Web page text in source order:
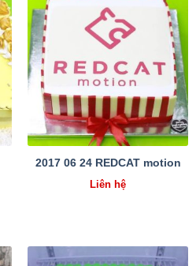
2017 06 24 REDCAT motion
Liên hệ